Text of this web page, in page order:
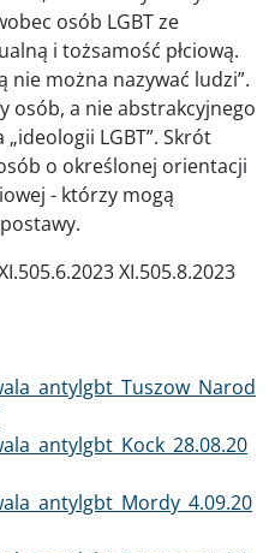
osób LGBT ze
i tożsamość płciową.
nie można nazywać ludzi”.
osób, a nie abstrakcyjnego
LGBT”. Skrót
o określonej orientacji
- którzy mogą
XI.505.8.2023